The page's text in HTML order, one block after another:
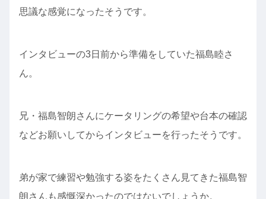
思議な感覚になったそうです。
インタビューの3日前から準備をしていた福島睦さ
ん。
兄・福島智朗さんにケータリングの希望や台本の確認
などお願いしてからインタビューを行ったそうです。
弟が家で練習や勉強する姿をたくさん見てきた福島智
朗さんも感慨深かったのではないでしょうか。